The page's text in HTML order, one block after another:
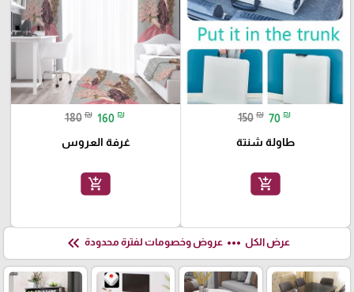
150 ₪ 70 ₪
طاولة شنتة
add_shopping_cart
180 ₪ 160 ₪
غرفة العروس
add_shopping_cart
عرض الكل more_horiz عروض وخصومات لفترة محدودة keyboard_double_arrow_left